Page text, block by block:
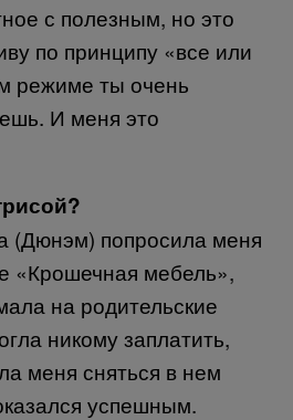
с полезным, но это
по принципу «все или
режиме ты очень
И меня это
(Дюнэм) попросила меня
«Крошечная мебель»,
на родительские
никому заплатить,
меня сняться в нем
успешным.